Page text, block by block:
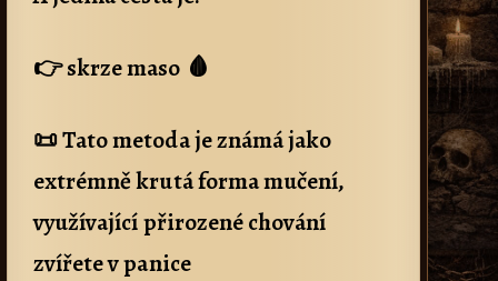
👉 skrze maso 🩸
📜 Tato metoda je známá jako
extrémně krutá forma mučení,
využívající přirozené chování
zvířete v panice